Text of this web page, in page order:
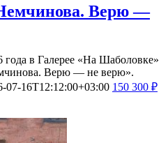
Верю —
года в Галерее «На Шаболовке»
Верю — не верю».
07-16T12:12:00+03:00 150 300 ₽